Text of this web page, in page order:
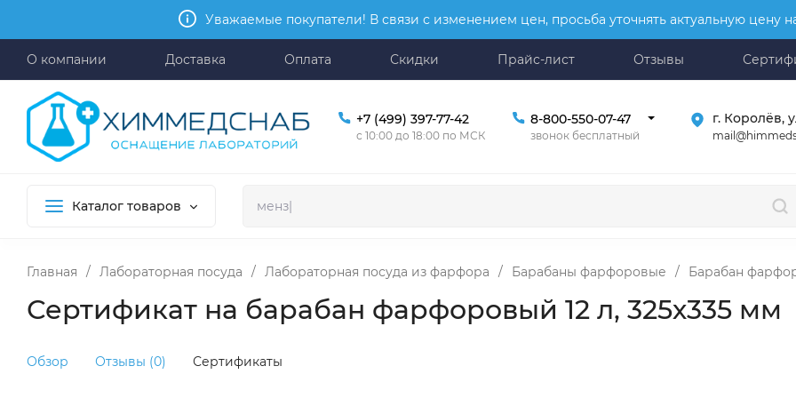
Уважаемые покупатели! В связи с изменением цен, просьба уточнять актуальную цену
О компании Доставка Оплата Скидки Прайс-лист Отзывы
+7 (499) 397-77-42
с 10:00 до 18:00 по МСК
8-800-550-07-47
звонок бесплатный
г. Королёв,
Каталог товаров
Главная / Лабораторная посуда / Лабораторная посуда из фарфора / Барабаны фарфоровые / Барабан
Сертификат на барабан фарфоровый 12 л, 325х335 мм
Обзор Отзывы (0) Сертификаты